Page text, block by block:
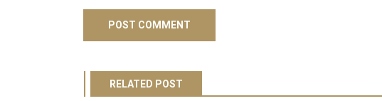
RELATED POST